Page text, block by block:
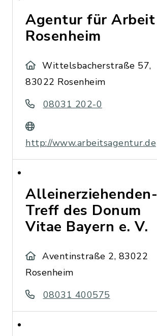
Agentur für Arbeit
Rosenheim
Wittelsbacherstraße 57,
83022 Rosenheim
08031 202-0
http://www.arbeitsagentur.de
Alleinerziehenden-
Treff des Donum
Vitae Bayern e. V.
Aventinstraße 2, 83022
Rosenheim
08031 400575